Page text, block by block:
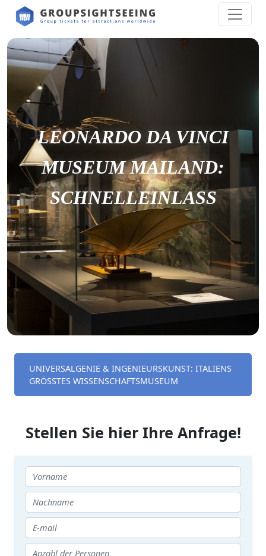
LEONARDO DA VINCI
MUSEUM MAILAND:
SCHNELLEINLASS
UNIVERSALGENIE & INGENIEURSKUNST: ITALIENS
GRÖSSTES WISSENSCHAFTSMUSEUM
Stellen Sie hier Ihre Anfrage!